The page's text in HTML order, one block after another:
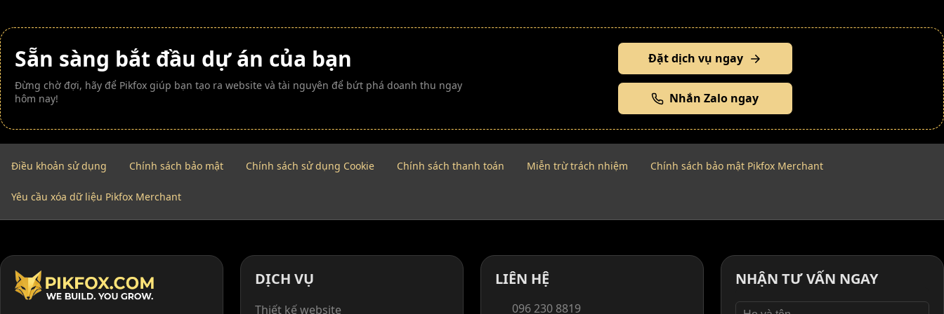
Sẵn sàng bắt đầu dự án của bạn
Đừng chờ đợi, hãy để Pikfox giúp bạn tạo ra website và tài nguyên để bứt phá doanh thu ngay
hôm nay!
Đặt dịch vụ ngay
Nhắn Zalo ngay
Điều khoản sử dụng Chính sách bảo mật Chính sách sử dụng Cookie Chính sách thanh toán Miễn trừ trách nhiệm Chính sách bảo mật Pikfox Merchant
Yêu cầu xóa dữ liệu Pikfox Merchant
DỊCH VỤ
Thiết kế website
LIÊN HỆ
096 230 8819
NHẬN TƯ VẤN NGAY